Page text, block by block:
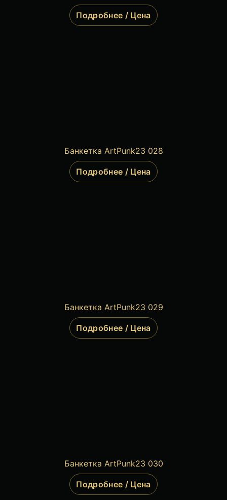
Подробнее / Цена
Банкетка ArtPunk23 028
Подробнее / Цена
Банкетка ArtPunk23 029
Подробнее / Цена
Банкетка ArtPunk23 030
Подробнее / Цена